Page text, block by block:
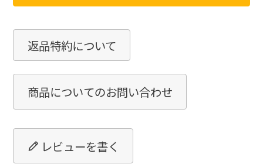
返品特約について
商品についてのお問い合わせ
レビューを書く